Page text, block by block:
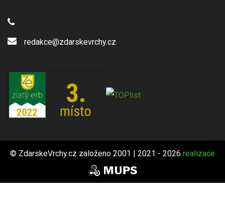
redakce@zdarskevrchy.cz
© ZdarskeVrchy.cz založeno 2001 | 2021 - 2026 realizace